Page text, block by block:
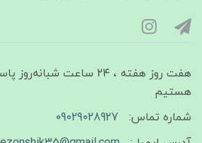
هفت روز هفته ، ۲۴ ساعت
هستیم
شماره تماس:
09029028927